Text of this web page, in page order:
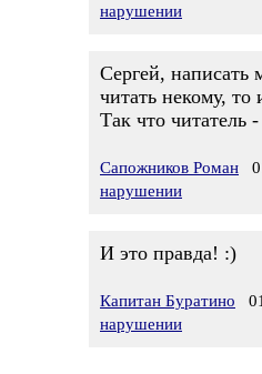
нарушении
Сергей, написать
читать некому, то
Так что читатель
Сапожников Роман
нарушении
И это правда! :)
Капитан Буратино
нарушении